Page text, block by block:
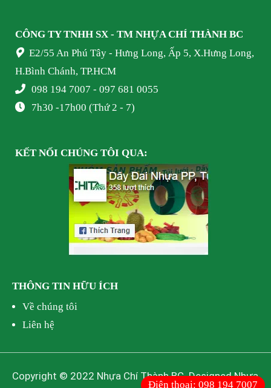
CÔNG TY TNHH SX - TM NHỰACHÍ THÀNH BC
E2/55 An Phú Tây - Hưng Long, Ấp 5, X.Hưng Long,
H.Bình Chánh, TP.HCM
098 194 7007 - 097 681 0055
7h30 -17h00 (Thứ 2 - 7)
KẾT NỐI CHÚNG TÔI QUA:
THÔNG TIN HỮU ÍCH
Về chúng tôi
Liên hệ
Copyright © 2022 Nhựa Chí Thành BC. Designed Nhựa
Điện thoại: 098 194 7007